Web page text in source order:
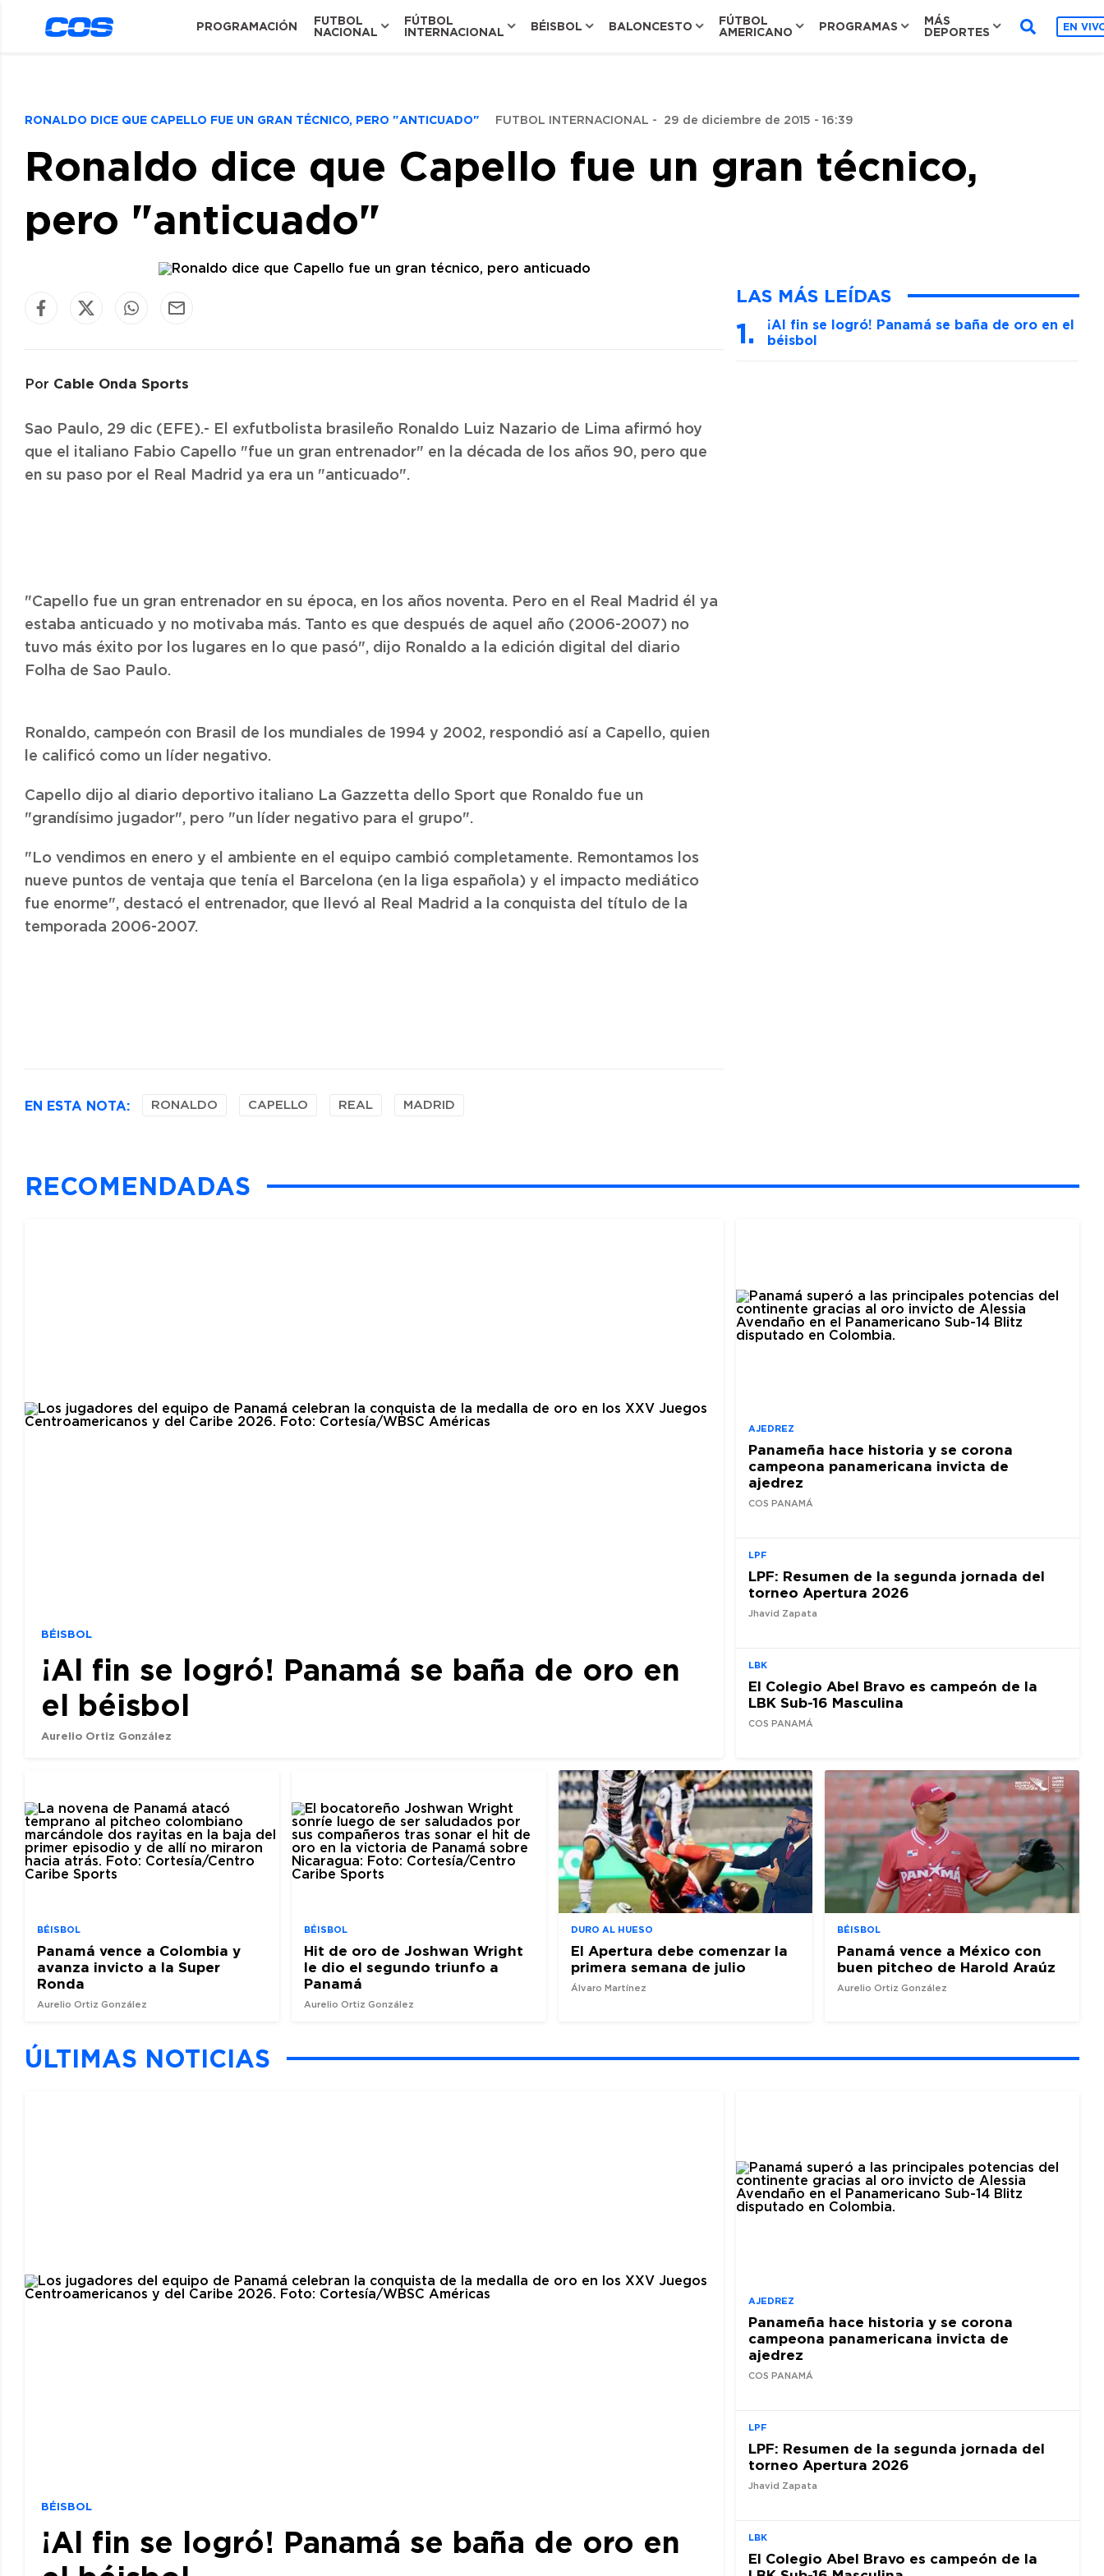
PROGRAMACIÓN
FUTBOL
NACIONAL
FÚTBOL
INTERNACIONAL
BÉISBOL BALONCESTO
FÚTBOL
AMERICANO
PROGRAMAS
MÁS
DEPORTES
EN
RONALDO DICE QUE CAPELLO FUE UN GRAN TÉCNICO, PERO "ANTICUADO" FUTBOL INTERNACIONAL - 29 de diciembre de 2015 - 16:39
Ronaldo dice que Capello fue un gran técnico,
pero "anticuado"
Por Cable Onda Sports
Sao Paulo, 29 dic (EFE).- El exfutbolista brasileño Ronaldo Luiz Nazario de Lima afirmó hoy
que el italiano Fabio Capello "fue un gran entrenador" en la década de los años 90, pero que
en su paso por el Real Madrid ya era un "anticuado".
"Capello fue un gran entrenador en su época, en los años noventa. Pero en el Real Madrid él ya
estaba anticuado y no motivaba más. Tanto es que después de aquel año (2006-2007) no
tuvo más éxito por los lugares en lo que pasó", dijo Ronaldo a la edición digital del diario
Folha de Sao Paulo.
Ronaldo, campeón con Brasil de los mundiales de 1994 y 2002, respondió así a Capello, quien
le calificó como un líder negativo.
Capello dijo al diario deportivo italiano La Gazzetta dello Sport que Ronaldo fue un
"grandísimo jugador", pero "un líder negativo para el grupo".
"Lo vendimos en enero y el ambiente en el equipo cambió completamente. Remontamos los
nueve puntos de ventaja que tenía el Barcelona (en la liga española) y el impacto mediático
fue enorme", destacó el entrenador, que llevó al Real Madrid a la conquista del título de la
temporada 2006-2007.
EN ESTA NOTA: RONALDO CAPELLO REAL MADRID
LAS MÁS LEÍDAS
¡Al fin se logró! Panamá se baña de oro en el
béisbol
RECOMENDADAS
BÉISBOL
¡Al fin se logró! Panamá se baña de oro en
el béisbol
Aurelio Ortiz González
AJEDREZ
Panameña hace historia y se corona
campeona panamericana invicta de
ajedrez
COS PANAMÁ
LPF
LPF: Resumen de la segunda jornada del
torneo Apertura 2026
Jhavid Zapata
LBK
El Colegio Abel Bravo es campeón de la
LBK Sub-16 Masculina
COS PANAMÁ
BÉISBOL
Panamá vence a Colombia y
avanza invicto a la Super
Ronda
Aurelio Ortiz González
BÉISBOL
Hit de oro de Joshwan Wright
le dio el segundo triunfo a
Panamá
Aurelio Ortiz González
DURO AL HUESO
El Apertura debe comenzar la
primera semana de julio
Álvaro Martínez
BÉISBOL
Panamá vence a México con
buen pitcheo de Harold Araúz
Aurelio Ortiz González
ÚLTIMAS NOTICIAS
BÉISBOL
¡Al fin se logró! Panamá se baña de oro en
AJEDREZ
Panameña hace historia y se corona
campeona panamericana invicta de
ajedrez
COS PANAMÁ
LPF
LPF: Resumen de la segunda jornada del
torneo Apertura 2026
Jhavid Zapata
LBK
El Colegio Abel Bravo es campeón de la